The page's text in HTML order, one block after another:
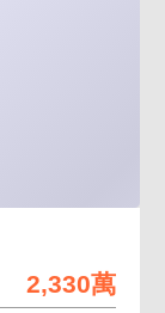
2,330萬